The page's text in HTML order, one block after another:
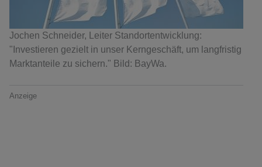
Jochen Schneider, Leiter Standortentwicklung:
"Investieren gezielt in unser Kerngeschäft, um langfristig
Marktanteile zu sichern." Bild: BayWa.
Anzeige